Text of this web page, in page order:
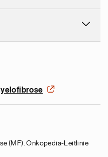
(MF). Onkopedia-Leitlinie